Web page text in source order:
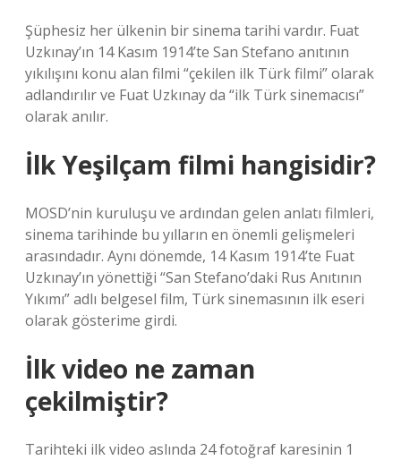
Şüphesiz her ülkenin bir sinema tarihi vardır. Fuat
Uzkınay’ın 14 Kasım 1914’te San Stefano anıtının
yıkılışını konu alan filmi “çekilen ilk Türk filmi” olarak
adlandırılır ve Fuat Uzkınay da “ilk Türk sinemacısı”
olarak anılır.
İlk Yeşilçam filmi hangisidir?
MOSD’nin kuruluşu ve ardından gelen anlatı filmleri,
sinema tarihinde bu yılların en önemli gelişmeleri
arasındadır. Aynı dönemde, 14 Kasım 1914’te Fuat
Uzkınay’ın yönettiği “San Stefano’daki Rus Anıtının
Yıkımı” adlı belgesel film, Türk sinemasının ilk eseri
olarak gösterime girdi.
İlk video ne zaman
çekilmiştir?
Tarihteki ilk video aslında 24 fotoğraf karesinin 1